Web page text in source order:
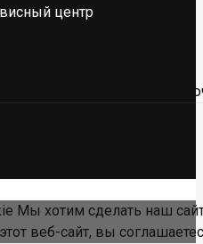
центр
информация носит
Мы хотим сделать наш
веб-сайт, вы